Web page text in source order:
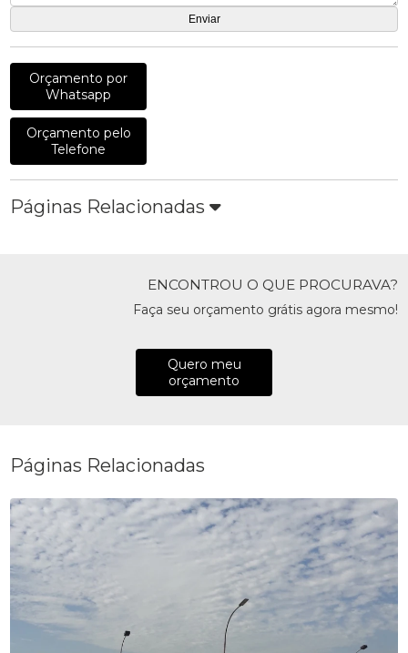
Orçamento por
Whatsapp
Orçamento pelo
Telefone
Páginas Relacionadas
ENCONTROU O QUE PROCURAVA?
Faça seu orçamento grátis agora mesmo!
Quero meu
orçamento
Páginas Relacionadas